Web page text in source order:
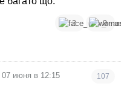
2 9
07 июня в 12:15 107